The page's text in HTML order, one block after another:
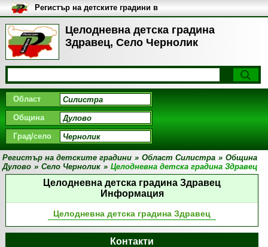
Целодневна детска градина
Здравец, Село Чернолик
Регистър на детските градини в
България
Област
Община
Град/село
Регистър на детските градини » Област Силистра » Община
Дулово » Село Чернолик » Целодневна детска градина Здравец
Целодневна детска градина Здравец
Информация
Целодневна детска градина Здравец
Контакти